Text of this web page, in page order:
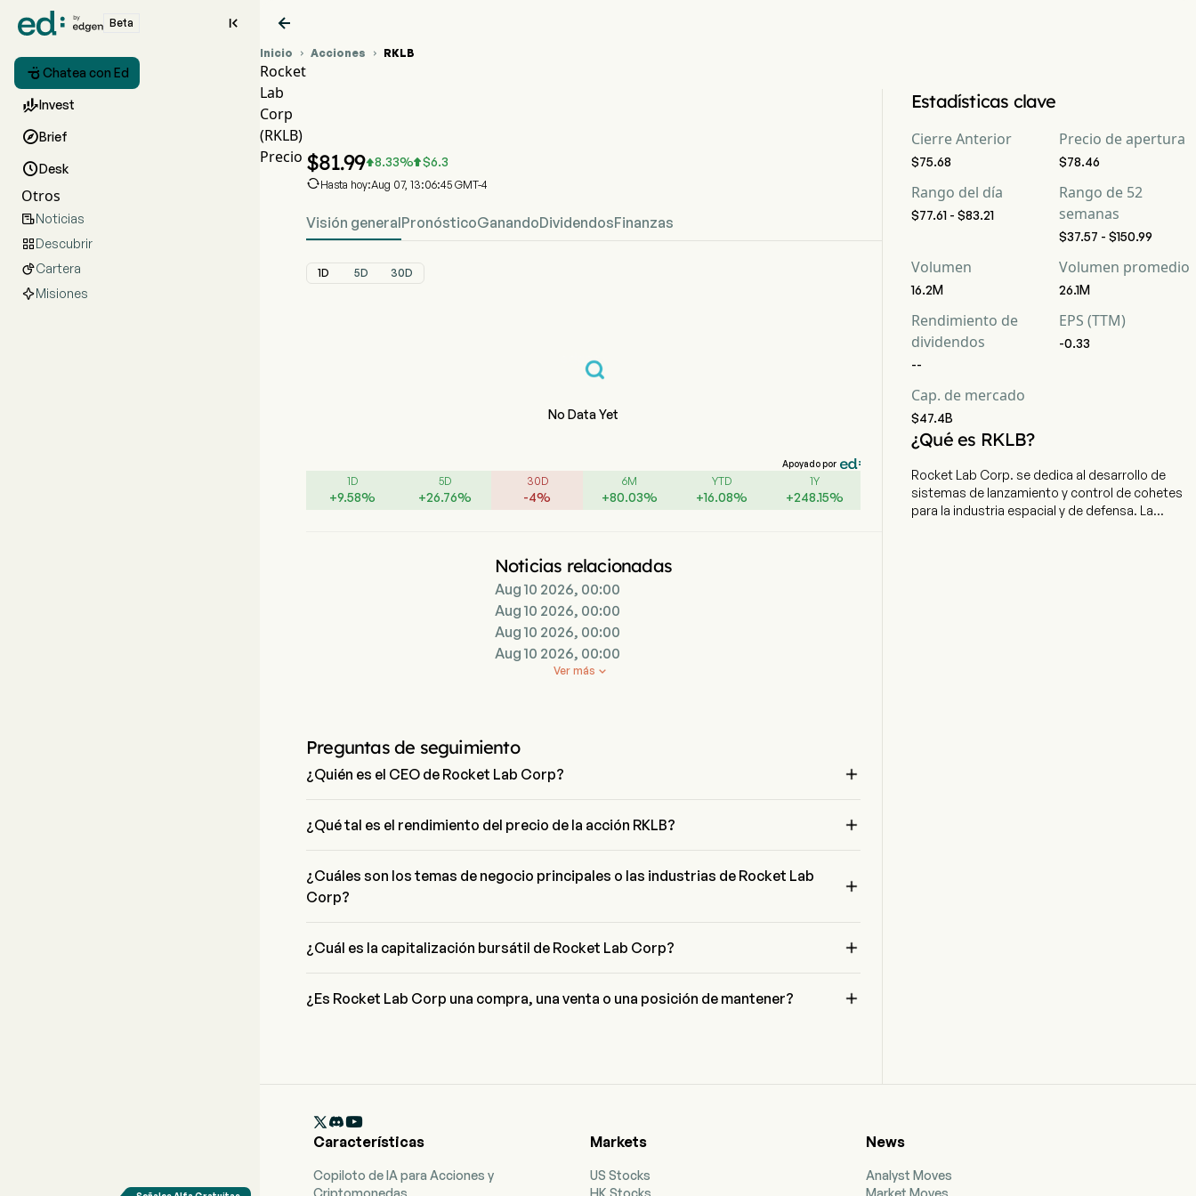
Beta 
 Chatea con Ed
Invest
Brief
Desk
Otros
Noticias
Descubrir
Cartera
Misiones

Inicio  Acciones  RKLB
Rocket
Lab
Corp
(RKLB)
Precio $81.998.33% $6.3
Hasta hoy:Aug 07, 13:06:45 GMT-4
Visión generalPronósticoGanandoDividendosFinanzas
1D 5D 30D
No Data Yet
Apoyado por
1D
+9.58%
5D
+26.76%
30D
-4%
6M
+80.03%
YTD
+16.08%
1Y
+248.15%
Noticias relacionadas
Aug 10 2026, 00:00
Aug 10 2026, 00:00
Aug 10 2026, 00:00
Aug 10 2026, 00:00

Ver más
Preguntas de seguimiento
¿Quién es el CEO de Rocket Lab Corp? 
desde 2006.
¿Qué tal es el rendimiento del precio de la acción RKLB? 
negociación.
¿Cuáles son los temas de negocio principales o las industrias de Rocket Lab
Corp?

Industrials
¿Cuál es la capitalización bursátil de Rocket Lab Corp? 
¿Es Rocket Lab Corp una compra, una venta o una posición de mantener? 
Estadísticas clave
Cierre Anterior
$75.68
Precio de apertura
$78.46
Rango del día
$77.61 - $83.21
Rango de 52
semanas
$37.57 - $150.99
Volumen
16.2M
Volumen promedio
26.1M
Rendimiento de
dividendos
--
EPS (TTM)
-0.33
Cap. de mercado
$47.4B
¿Qué es RKLB?
Rocket Lab Corp. se dedica al desarrollo de
sistemas de lanzamiento y control de cohetes
para la industria espacial y de defensa. La

Características
Copiloto de IA para Acciones y
Criptomonedas
Markets
US Stocks
HK Stocks
News
Analyst Moves
Market Moves